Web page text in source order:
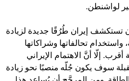
لواشنطن.
تستكشف إيران طُرُقًا جديدة لزيادة
واستخدام تحالفاتها وشراكاتها
إلّا أنَّ الاهتمام الإيراني
سوف يكون جُلّه منصبًا نحو زيادة